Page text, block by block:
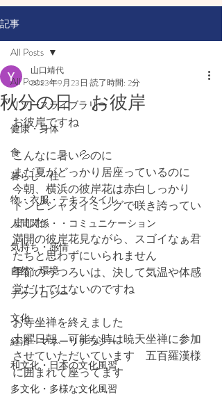
記事
All Posts
リソースライブラリー
健康・身体
食
暮らし・住
物・衣服・テキスタイル
人間関係・・コミュニケーション
気持ち・感情
自然・環境
テクノロジー
文化
経済・マネーリテラシー
和文化・日本の文化風習
多文化・多様な文化風習
All Posts
秋分の日 お彼岸
山口靖代
2023年9月23日 読了時間: 2分
お彼岸ですね
こんなに暑い💦のに
まだ夏がどっかり居座っているのに
今朝、横浜の彼岸花は赤白しっかり
ドンピシャタイミングで咲き誇ってい
ました
満開の彼岸花見ながら、スゴイなぁ君
たちと思わずにいられません
季節のうつろいは、決して気温や体感
覚だけではないのですね
お寺坐禅を終えました
土曜日朝、可能な時は暁天坐禅に参加
させていただいています　五百羅漢様
に囲まれて座ってます